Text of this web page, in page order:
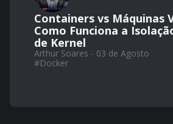
Containers vs Máquinas
Como Funciona a
de Kernel
Arthur Soares - 03 de Agosto
#Docker